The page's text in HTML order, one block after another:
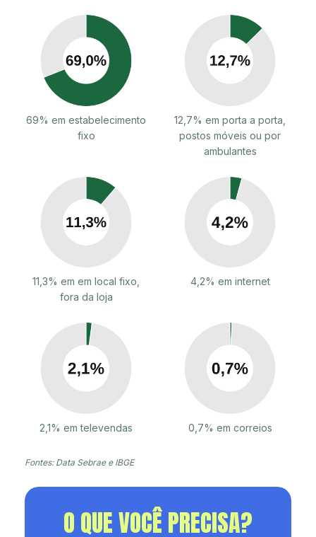
69% em estabelecimento
fixo
12,7% em porta a porta,
postos móveis ou por
ambulantes
11,3% em em local fixo,
fora da loja
4,2% em internet
2,1% em televendas 0,7% em correios
Fontes: Data Sebrae e IBGE
O QUE VOCÊ PRECISA?